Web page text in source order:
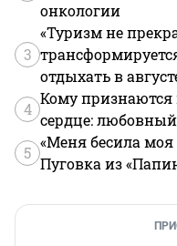
онкологии
3
«Туризм не
отдыхать в
4
Кому признаются
сердце: любовный
5
«Меня бесила моя
Пуговка из